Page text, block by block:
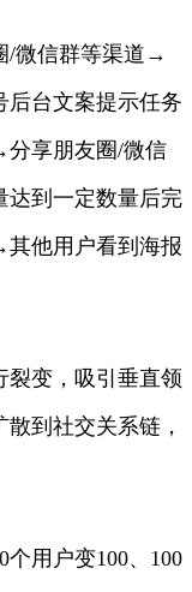
/微信群等渠道→
台文案提示任务
享朋友圈/微信
到一定数量后完
他用户看到海报
裂变，吸引垂直领
到社交关系链，
用户变100、100